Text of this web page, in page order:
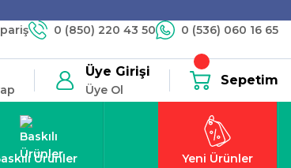
0 (850) 220 43 50 0 (536) 060 16 65
Üye Girişi
Üye Ol
Sepetim
Ürünler Yeni Ürünler